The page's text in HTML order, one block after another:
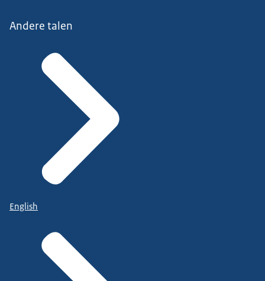
Andere talen
English